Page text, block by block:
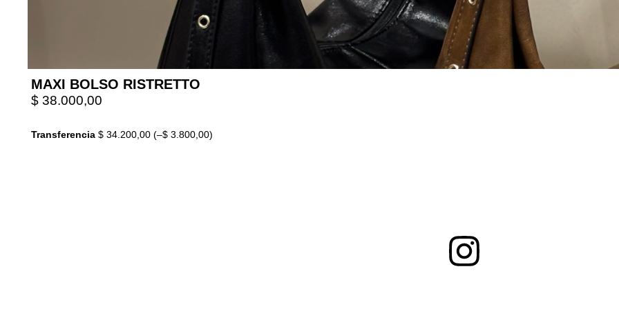
MAXI BOLSO RISTRETTO
$ 38.000,00
Transferencia $ 34.200,00 (–$ 3.800,00)